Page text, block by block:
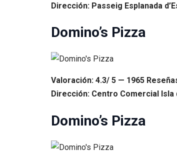
Dirección: Passeig Esplanada
Domino’s Pizza
Valoración: 4.3/ 5 — 1965
Dirección: Centro Comercial
Domino’s Pizza